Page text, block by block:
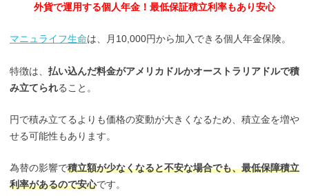
外貨で運用する個人年金！最低保証積立利率もあり安心
マニュライフ生命は、月10,000円から加入できる個人年金保険。
特徴は、 払い込んだ料金がアメリカドルかオーストラリアドルで積
み立てられること。
円で積み立てるよりも価格の変動が大きくなるため、積立金を増や
せる可能性もあります。
為替の影響で積立額が少なくなると不安な場合でも、最低保障積立
利率があるので安心です。